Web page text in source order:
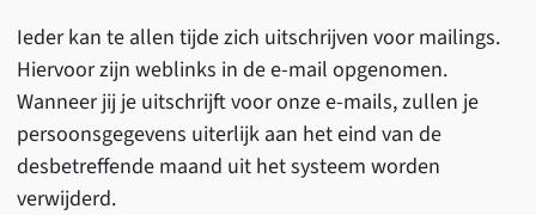
Ieder kan te allen tijde zich uitschrijven voor mailings.
Hiervoor zijn weblinks in de e-mail opgenomen.
Wanneer jij je uitschrijft voor onze e-mails, zullen je
persoonsgegevens uiterlijk aan het eind van de
desbetreffende maand uit het systeem worden
verwijderd.